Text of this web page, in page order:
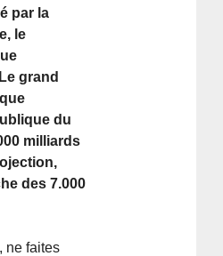
par la
le
grand
du
milliards
des 7.000
ne faites